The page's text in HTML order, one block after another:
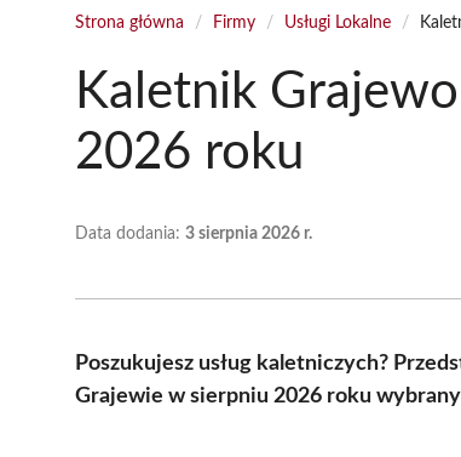
Strona główna / Firmy / Usługi Lokalne /
Kaletnik
2026 roku
Data dodania: 3 sierpnia 2026 r.
Poszukujesz usług kaletniczych?
Grajewie w sierpniu 2026 roku